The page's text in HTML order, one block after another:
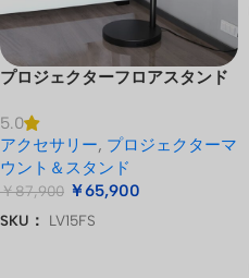
プロジェクターフロアスタンド
5.0
アクセサリー, プロジェクターマ
ウント＆スタンド
￥87,900 ￥65,900
SKU： LV15FS